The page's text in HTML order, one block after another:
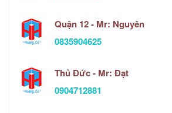
Quận 12 - Mr: Nguyên
0835904625
Thủ Đức - Mr: Đạt
0904712881